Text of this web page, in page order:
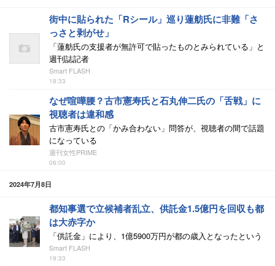
街中に貼られた「Rシール」巡り蓮舫氏に非難「さ
っさと剥がせ」
「蓮舫氏の支援者が無許可で貼ったものとみられている」と
週刊誌記者
Smart FLASH
18:33
なぜ喧嘩腰？古市憲寿氏と石丸伸二氏の「舌戦」に
視聴者は違和感
古市憲寿氏との「かみ合わない」問答が、視聴者の間で話題
になっている
週刊女性PRIME
06:00
2024年7月8日
都知事選で立候補者乱立、供託金1.5億円を回収も都
は大赤字か
「供託金」により、1億5900万円が都の歳入となったという
Smart FLASH
19:33